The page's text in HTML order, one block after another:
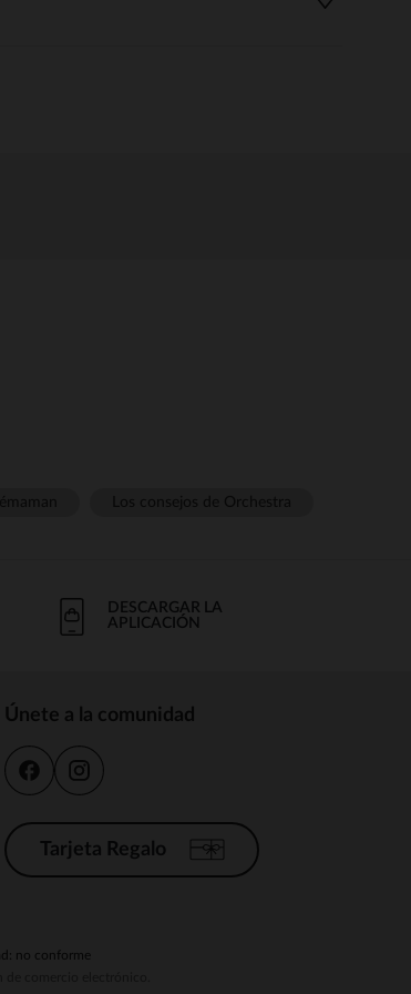
DESCARGAR LA
APLICACIÓN
Únete a la comunidad
Tarjeta Regalo
no conforme